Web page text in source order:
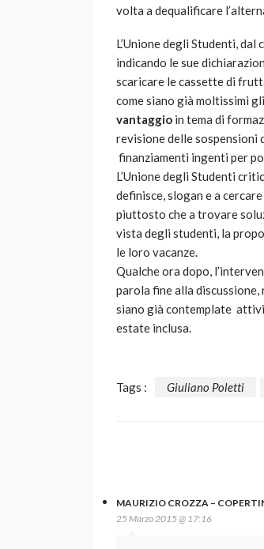
volta a dequalificare
L’Unione degli Studenti,
indicando le sue
scaricare le cassette di
come siano già moltissimi
vantaggio in tema di
revisione delle sospensioni
finanziamenti ingenti per
L’Unione degli Studenti
definisce, slogan e a
piuttosto che a trovare
vista degli studenti, la
le loro vacanze.
Qualche ora dopo,
parola fine alla discussione,
siano già contemplate
estate inclusa.
Tags : Giuliano Poletti
MAURIZIO CROZZA –
25 Marzo 2015 @ 17:16